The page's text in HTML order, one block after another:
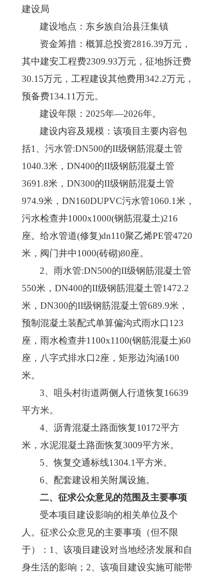
建设局
建设地点：东乡族自治县汪集镇
资金筹措：概算总投资2816.39万元，
其中建安工程费2309.93万元，征地拆迁费
30.15万元，工程建设其他费用342.2万元，
预备费134.11万元。
建设年限 ： 2025年—2026年。
建设内容及规模：该项目主要内容包
括1、污水管:DN500的II级钢筋混凝土管
1040.3米，DN400的II级钢筋混凝土管
3691.8米，DN300的II级钢筋混凝土管
974.9米，DN160DUPVC污水管1060.1米，
污水检查井1000x1000(钢筋混凝土)216
座。给水管道(修复)dn110聚乙烯PE管4720
米，阀门井中1000(砖砌)80座。
2、雨水管:DN500的II级钢筋混凝土管
550米，DN400的II级钢筋混凝土管1472.2
米，DN300的II级钢筋混凝土管689.9米，
预制混凝土装配式单算偏沟式雨水口123
座，雨水检查井1100x1100(钢筋混凝土)60
座，八字式排水口2座，矩形边沟涵100
米。
3、 咀头村街道两侧人行道恢复16639
平方米。
4、沥青混凝土路面恢复10172平方
米，水泥混凝土路面恢复3009平方米。
5、恢复交通标线1304.1平方米。
6、 配套建设相关附属设施。
二、征求公众意见的范围及主要事项
受本项目建设影响的相关单位及个
人。征求公众意见的主要事项（但不限
于）： 1、该项目建设对当地经济发展和自
身生活的影响；2、该项目建设实施可能带